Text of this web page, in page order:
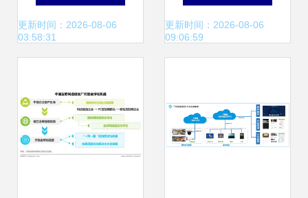
方案,助力卫星互联
更新时间：2026-08-06
03:58:31
更新时间：2026-08-06
09:06:59